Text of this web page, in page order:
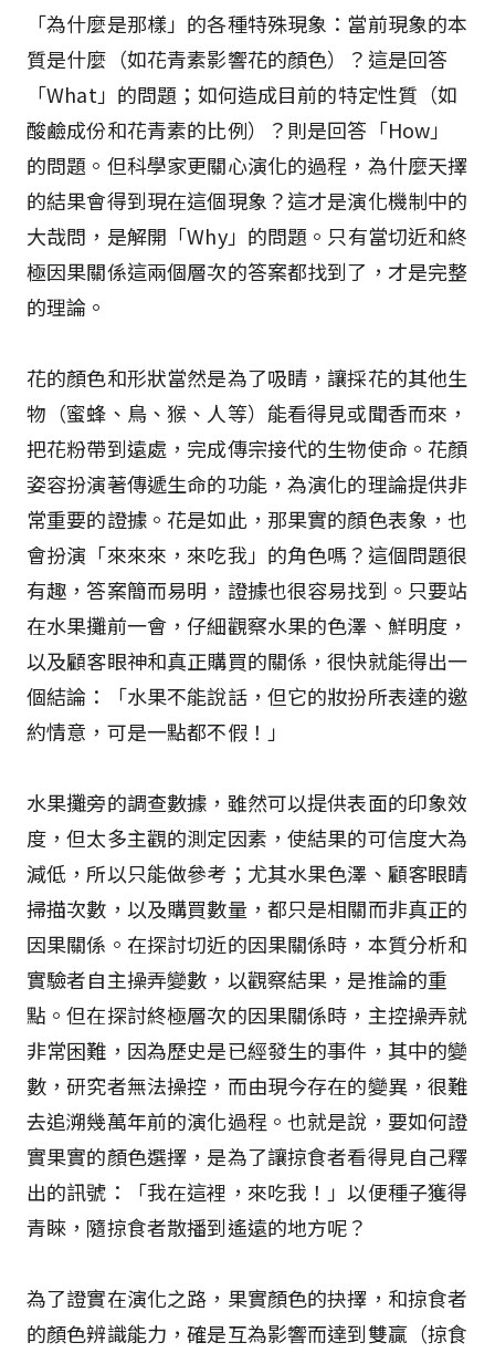
「為什麼是那樣」的各種特殊現象：當前現象的本
質是什麼（如花青素影響花的顏色）？這是回答
「What」的問題；如何造成目前的特定性質（如
酸鹼成份和花青素的比例）？則是回答「How」
的問題。但科學家更關心演化的過程，為什麼天擇
的結果會得到現在這個現象？這才是演化機制中的
大哉問，是解開「Why」的問題。只有當切近和終
極因果關係這兩個層次的答案都找到了，才是完整
的理論。
花的顏色和形狀當然是為了吸睛，讓採花的其他生
物（蜜蜂、鳥、猴、人等）能看得見或聞香而來，
把花粉帶到遠處，完成傳宗接代的生物使命。花顏
姿容扮演著傳遞生命的功能，為演化的理論提供非
常重要的證據。花是如此，那果實的顏色表象，也
會扮演「來來來，來吃我」的角色嗎？這個問題很
有趣，答案簡而易明，證據也很容易找到。只要站
在水果攤前一會，仔細觀察水果的色澤、鮮明度，
以及顧客眼神和真正購買的關係，很快就能得出一
個結論：「水果不能說話，但它的妝扮所表達的邀
約情意，可是一點都不假！」
水果攤旁的調查數據，雖然可以提供表面的印象效
度，但太多主觀的測定因素，使結果的可信度大為
減低，所以只能做參考；尤其水果色澤、顧客眼睛
掃描次數，以及購買數量，都只是相關而非真正的
因果關係。在探討切近的因果關係時，本質分析和
實驗者自主操弄變數，以觀察結果，是推論的重
點。但在探討終極層次的因果關係時，主控操弄就
非常困難，因為歷史是已經發生的事件，其中的變
數，研究者無法操控，而由現今存在的變異，很難
去追溯幾萬年前的演化過程。也就是說，要如何證
實果實的顏色選擇，是為了讓掠食者看得見自己釋
出的訊號：「我在這裡，來吃我！」以便種子獲得
青睞，隨掠食者散播到遙遠的地方呢？
為了證實在演化之路，果實顏色的抉擇，和掠食者
的顏色辨識能力，確是互為影響而達到雙贏（掠食